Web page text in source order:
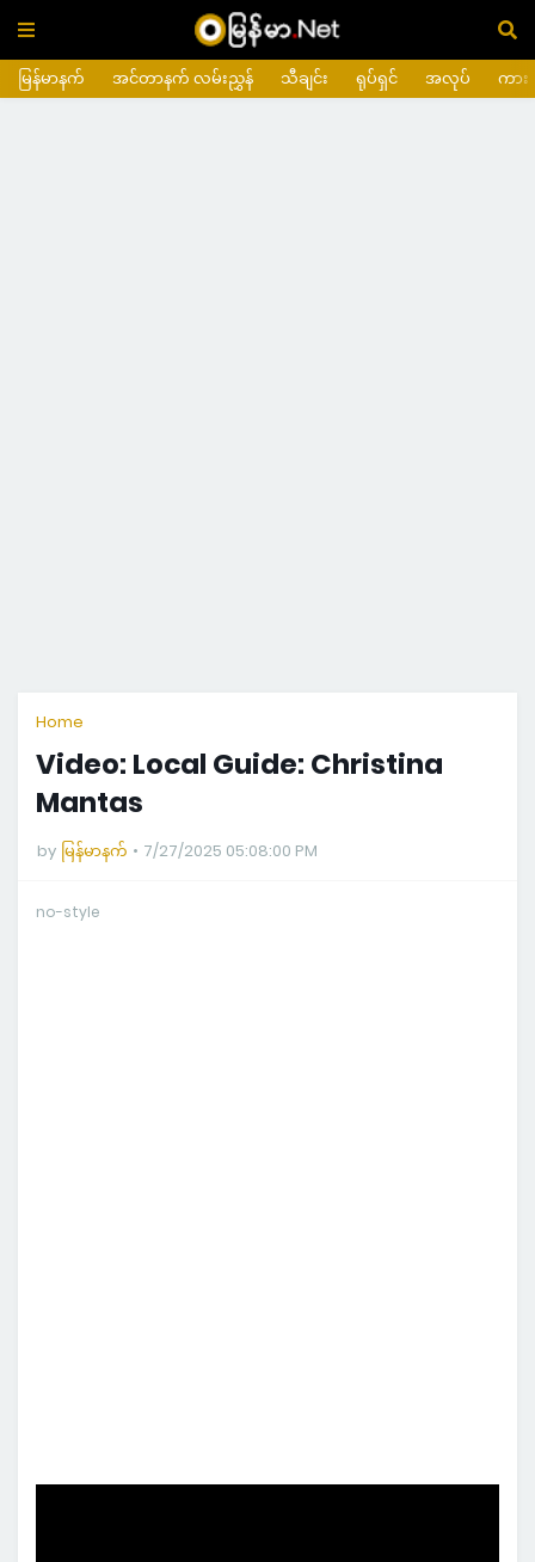
မြန်မာနက် အင်တာနက် လမ်းညွှန် သီချင်း ရုပ်ရှင် အလုပ် ကား
Home
Video: Local Guide: Christina
Mantas
by မြန်မာနက် 7/27/2025 05:08:00 PM
no-style